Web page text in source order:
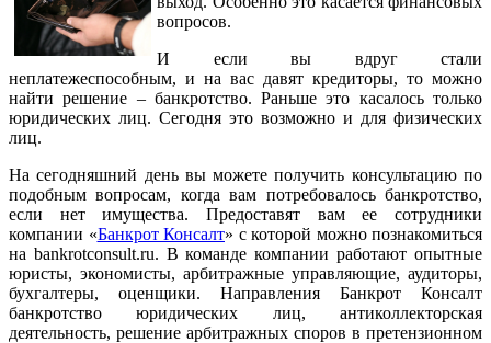
вопросов.
И если вы вдруг стали
неплатежеспособным, и на вас давят кредиторы, то можно
найти решение – банкротство. Раньше это касалось только
юридических лиц. Сегодня это возможно и для физических
лиц.
На сегодняшний день вы можете получить консультацию по
подобным вопросам, когда вам потребовалось банкротство,
если нет имущества. Предоставят вам ее сотрудники
компании «Банкрот Консалт» с которой можно познакомиться
на bankrotconsult.ru. В команде компанииработают опытные
юристы, экономисты, арбитражные управляющие, аудиторы,
бухгалтеры, оценщики. Направления Банкрот Консалт
банкротство юридических лиц, антиколлекторская
деятельность, решение арбитражных споров в претензионном